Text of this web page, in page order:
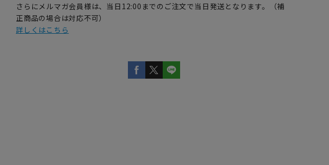
さらにメルマガ会員様は、当日12:00までのご注文で当日発送となります。（補
正商品の場合は対応不可）
詳しくはこちら